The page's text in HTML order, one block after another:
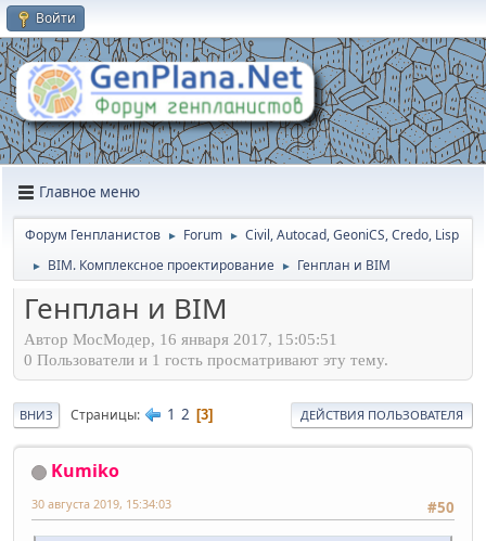
Войти
Главное меню
Форум Генпланистов ► Forum ► Civil, Autocad, GeoniCS, Credo, Lisp
► BIM. Комплексное проектирование ► Генплан и BIM
Генплан и BIM
Автор МосМодер, 16 января 2017, 15:05:51
0 Пользователи и 1 гость просматривают эту тему.
ВНИЗ Страницы 1 2 3 ДЕЙСТВИЯ ПОЛЬЗОВАТЕЛЯ
Kumiko
#50
30 августа 2019, 15:34:03